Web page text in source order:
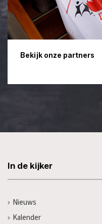
Bekijk onze partners
In de kijker
Nieuws
Kalender